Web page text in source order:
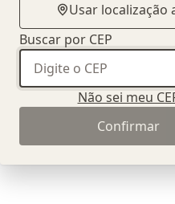
Usar localização
Buscar por CEP
Não sei meu
Confirmar